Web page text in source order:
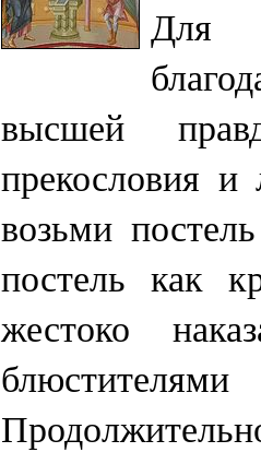
Для
высшей
прекословия и
возьми
постель как
жестоко